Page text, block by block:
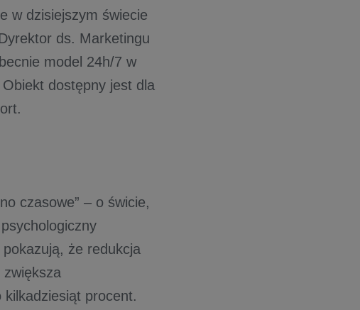
w dzisiejszym świecie
ds. Marketingu
model 24h/7 w
dostępny jest dla
czasowe” – o świcie,
że redukcja
procent.